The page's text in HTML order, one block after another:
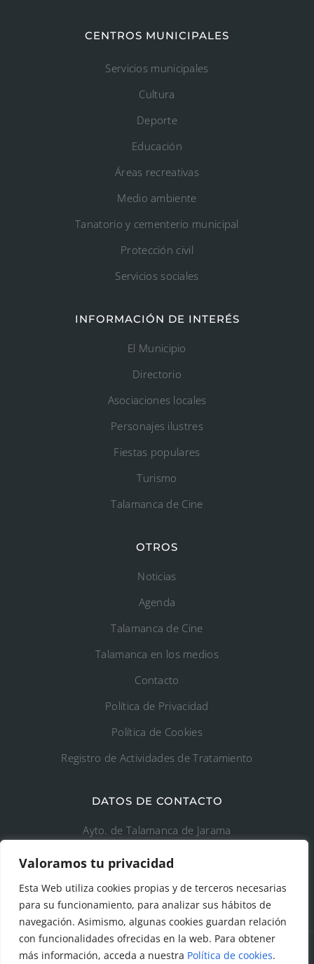
Valoramos tu privacidad
Esta Web utiliza cookies propias y de terceros necesarias
para su funcionamiento, para analizar sus hábitos de
navegación. Asimismo, algunas cookies guardan relación
con funcionalidades ofrecidas en la web. Para obtener
más información, acceda a nuestra Política de cookies.
CENTROS MUNICIPALES
Servicios municipales
Cultura
Deporte
Educación
Áreas recreativas
Medio ambiente
Tanatorio y cementerio municipal
Protección civil
Servicios sociales
INFORMACIÓN DE INTERÉS
El Municipio
Directorio
Asociaciones locales
Personajes ilustres
Fiestas populares
Turismo
Talamanca de Cine
OTROS
Noticias
Agenda
Talamanca de Cine
Talamanca en los medios
Contacto
Política de Privacidad
Política de Cookies
Registro de Actividades de Tratamiento
DATOS DE CONTACTO
Ayto. de Talamanca de Jarama
C/Fuente del Arca, 19 28160 Talamanca de